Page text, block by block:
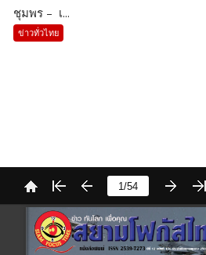
ชุมพร – เ...
ข่าวทั่วไทย